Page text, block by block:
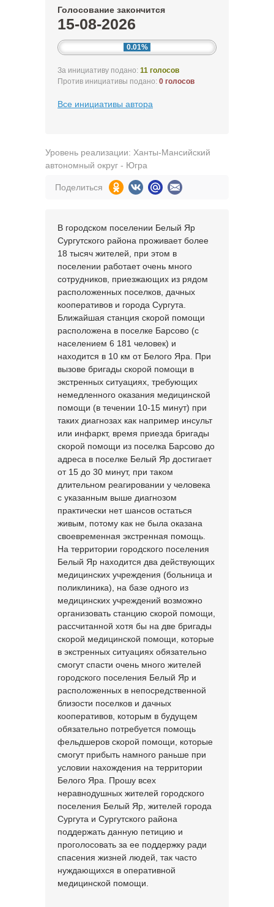
Голосование закончится
15-08-2026
0.01%
За инициативу подано: 11 голосов
Против инициативы подано: 0 голосов
Все инициативы автора
Уровень реализации: Ханты-Мансийский
автономный округ - Югра
Поделиться
В городском поселении Белый Яр
Сургутского района проживает более
18 тысяч жителей, при этом в
поселении работает очень много
сотрудников, приезжающих из рядом
расположенных поселков, дачных
кооперативов и города Сургута.
Ближайшая станция скорой помощи
расположена в поселке Барсово (с
населением 6 181 человек) и
находится в 10 км от Белого Яра. При
вызове бригады скорой помощи в
экстренных ситуациях, требующих
немедленного оказания медицинской
помощи (в течении 10-15 минут) при
таких диагнозах как например инсульт
или инфаркт, время приезда бригады
скорой помощи из поселка Барсово до
адреса в поселке Белый Яр достигает
от 15 до 30 минут, при таком
длительном реагировании у человека
с указанным выше диагнозом
практически нет шансов остаться
живым, потому как не была оказана
своевременная экстренная помощь.
На территории городского поселения
Белый Яр находится два действующих
медицинских учреждения (больница и
поликлиника), на базе одного из
медицинских учреждений возможно
организовать станцию скорой помощи,
рассчитанной хотя бы на две бригады
скорой медицинской помощи, которые
в экстренных ситуациях обязательно
смогут спасти очень много жителей
городского поселения Белый Яр и
расположенных в непосредственной
близости поселков и дачных
кооперативов, которым в будущем
обязательно потребуется помощь
фельдшеров скорой помощи, которые
смогут прибыть намного раньше при
условии нахождения на территории
Белого Яра. Прошу всех
неравнодушных жителей городского
поселения Белый Яр, жителей города
Сургута и Сургутского района
поддержать данную петицию и
проголосовать за ее поддержку ради
спасения жизней людей, так часто
нуждающихся в оперативной
медицинской помощи.